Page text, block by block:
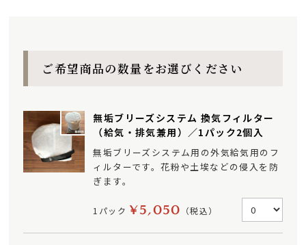
ご希望商品の数量をお選びください
無垢ブリーズシステム 換気フィルター
（給気・排気兼用）／1パック2個入
無垢ブリーズシステム用の外気給気用のフ
ィルターです。花粉や土埃などの侵入を防
ぎます。
1パック ¥5,050 （税込）